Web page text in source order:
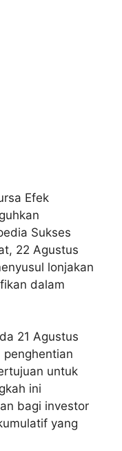
Efek
Sukses
22 Agustus
lonjakan
dalam
21 Agustus
penghentian
untuk
ini
bagi investor
yang